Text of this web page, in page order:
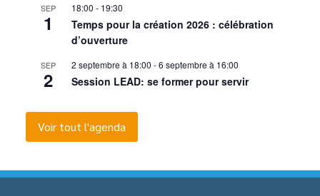
SEP
1
18:00 - 19:30
Temps pour la création 2026 : célébration
d’ouverture
SEP
2
2 septembre à 18:00 -6 septembre à 16:00
Session LEAD: se former pour servir
Voir tout l'agenda